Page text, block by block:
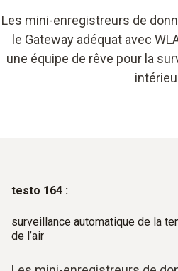
Les mini-enregistreurs de
le Gateway adéquat avec
une équipe de rêve pour la
testo 164 :
surveillance automatique de la
de l’air